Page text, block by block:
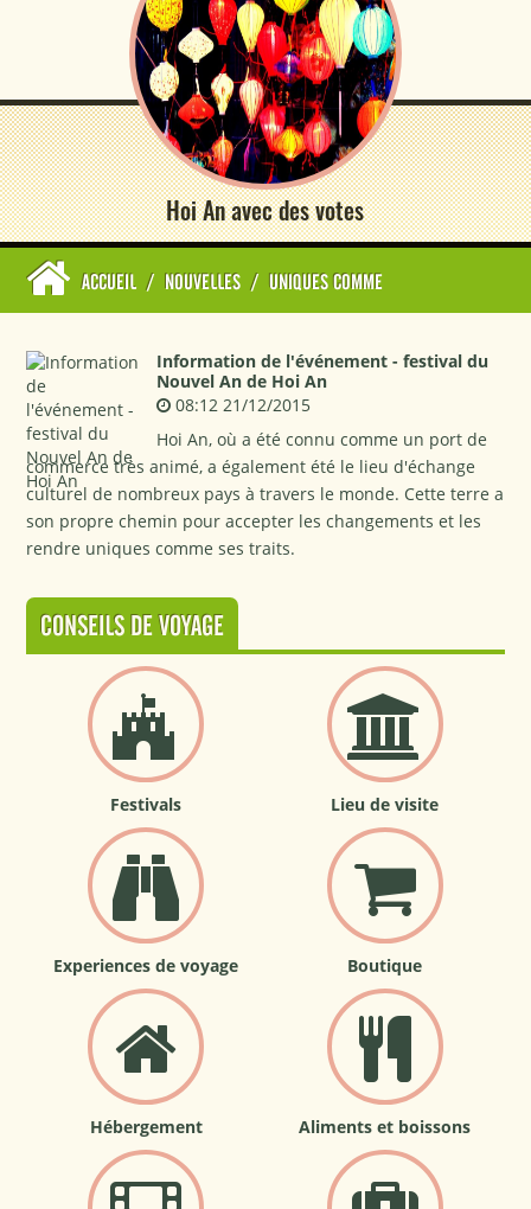
Hoi An avec des votes
ACCUEIL / NOUVELLES / UNIQUES COMME
Information de l'événement - festival du
Nouvel An de Hoi An
08:12 21/12/2015
Hoi An, où a été connu comme un port de
commerce très animé, a également été le lieu d'échange
culturel de nombreux pays à travers le monde. Cette terre a
son propre chemin pour accepter les changements et les
rendre uniques comme ses traits.
CONSEILS DE VOYAGE
Festivals Lieu de visite
Experiences de voyage Boutique
Hébergement Aliments et boissons